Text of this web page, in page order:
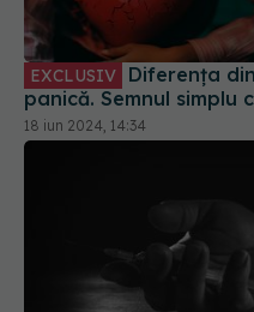
EXCLUSIV
panică. Semnul simplu
18 iun 2024, 14:34